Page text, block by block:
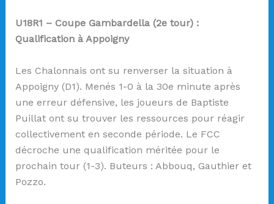
U18R1 – Coupe Gambardella (2e tour) :
Qualification à Appoigny
Les Chalonnais ont su renverser la situation à
Appoigny (D1). Menés 1-0 à la 30e minute après
une erreur défensive, les joueurs de Baptiste
Puillat ont su trouver les ressources pour réagir
collectivement en seconde période. Le FCC
décroche une qualification méritée pour le
prochain tour (1-3). Buteurs : Abbouq, Gauthier et
Pozzo.